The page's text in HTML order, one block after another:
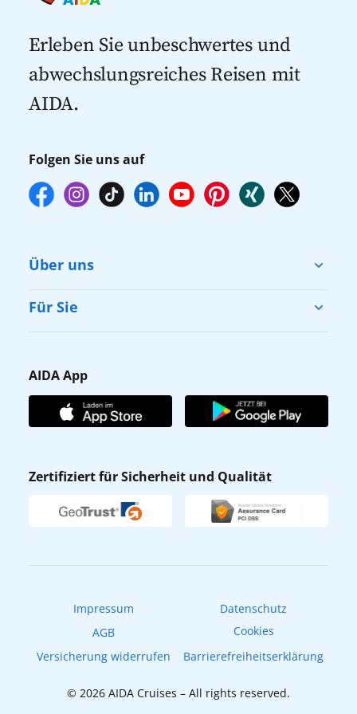
mehr zur Verfügung stehen. Deshalb
Ihrer Lieblingsausflüge vor Reisebeginn
online über myAIDA vorzunehmen.
Kreuzfahrten 2027
Erleben Sie unbeschwertes und
abwechslungsreiches Reisen mit
AIDA.
Folgen Sie uns auf
Über uns
Cruise & Help
Karriere
Affiliateprogramm
Verhaltens- & Ethikkodex
Newsletter
Für Sie
Gästefragebogen
AIDA Club
AIDA App
Zertifiziert für Sicherheit und Qualität
Impressum
Datenschutz
AGB
Cookies
Versicherung widerrufen
Barrierefreiheitserklärung
© 2026 AIDA Cruises – All rights reserved.